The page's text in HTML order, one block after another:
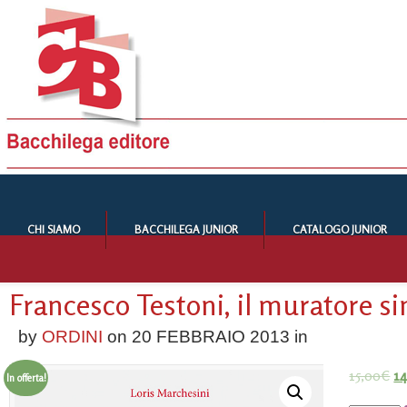
CHI SIAMO BACCHILEGA JUNIOR CATALOGO JUNIOR
Francesco Testoni, il muratore
by ORDINI on 20 FEBBRAIO 2013 in
In offerta! 15,00€